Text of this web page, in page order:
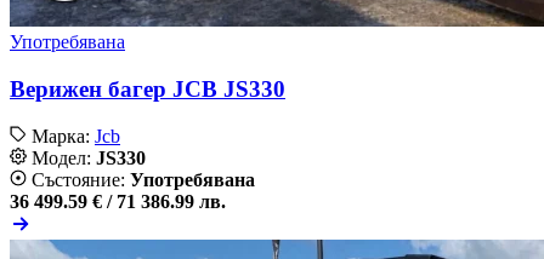
Употребявана
Верижен багер JCB JS330
Марка: Jcb
Модел: JS330
Състояние: Употребявана
36 499.59 € / 71 386.99 лв.